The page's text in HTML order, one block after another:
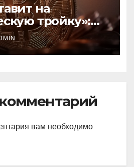
на
тройку»:
и ETH
вам необходимо